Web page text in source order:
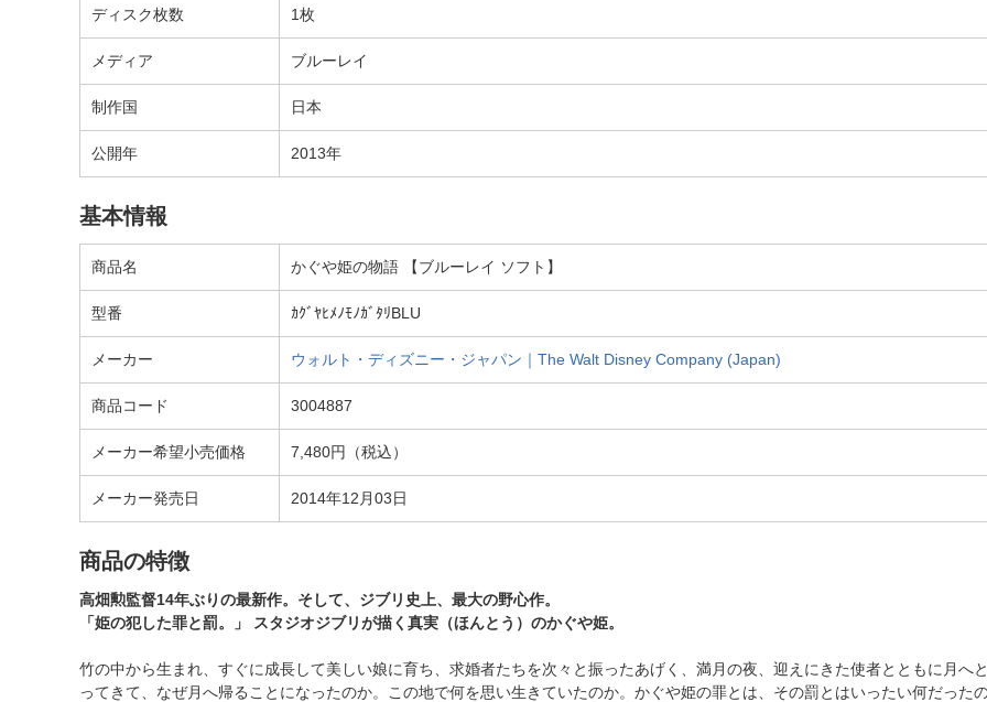
ディスク枚数 1枚
メディア ブルーレイ
制作国 日本
公開年 2013年
基本情報
商品名 かぐや姫の物語 【ブルーレイ ソフト】
型番 ｶｸﾞﾔﾋﾒﾉﾓﾉｶﾞﾀﾘBLU
メーカー ウォルト・ディズニー・ジャパン｜The Walt Disney Company (Japan)
商品コード 3004887
メーカー希望小売価格 7,480円（税込）
メーカー発売日 2014年12月03日
商品の特徴
高畑勲監督14年ぶりの最新作。そして、ジブリ史上、最大の野心作。
「姫の犯した罪と罰。」 スタジオジブリが描く真実（ほんとう）のかぐや姫。
竹の中から生まれ、すぐに成長して美しい娘に育ち、求婚者たちを次々と振ったあげく、満月の夜、迎えにきた使者とともに月
ってきて、なぜ月へ帰ることになったのか。この地で何を思い生きていたのか。かぐや姫の罪とは、その罰とはいったい何だった